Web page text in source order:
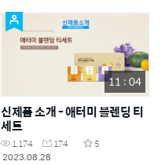
11 : 04
신제품 소개 - 애터미 블렌딩 티
세트
1,174 174
5
2023.08.28